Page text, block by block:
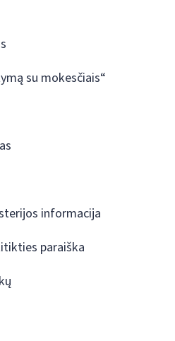
su mokesčiais“
informacija
paraiška